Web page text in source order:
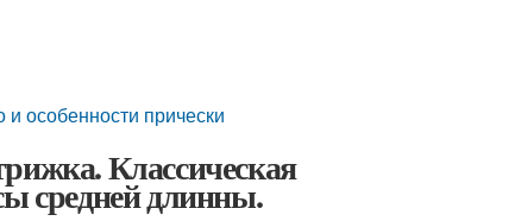
особенности прически
Классическая
средней длинны.